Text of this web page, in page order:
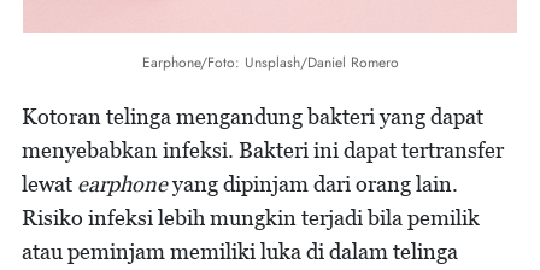
Earphone/Foto: Unsplash/Daniel Romero
Kotoran telinga mengandung bakteri yang dapat
menyebabkan infeksi. Bakteri ini dapat tertransfer
lewat earphoneyang dipinjam dari orang lain.
Risiko infeksi lebih mungkin terjadi bila pemilik
atau peminjam memiliki luka di dalam telinga